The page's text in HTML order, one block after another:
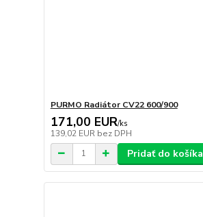
PURMO Radiátor CV22 600/900
171,00 EUR/ks
139,02 EUR bez DPH
Pridať do košíka